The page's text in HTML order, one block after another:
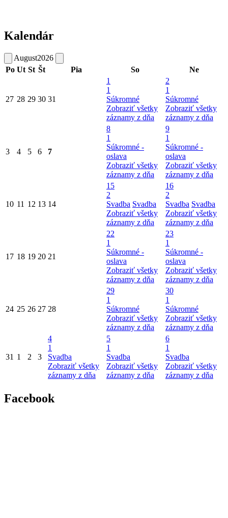
Kalendár
August2026
Po Ut St Št Pia So Ne
27 28 29 30 31
1
1
Súkromné
Zobraziť všetky
záznamy z dňa
2
1
Súkromné
Zobraziť všetky
záznamy z dňa
3 4 5 6 7
8
1
Súkromné -
oslava
Zobraziť všetky
záznamy z dňa
9
1
Súkromné -
oslava
Zobraziť všetky
záznamy z dňa
10 11 12 13 14
15
2
Svadba Svadba
Zobraziť všetky
záznamy z dňa
16
2
Svadba Svadba
Zobraziť všetky
záznamy z dňa
17 18 19 20 21
22
1
Súkromné -
oslava
Zobraziť všetky
záznamy z dňa
23
1
Súkromné -
oslava
Zobraziť všetky
záznamy z dňa
24 25 26 27 28
29
1
Súkromné
Zobraziť všetky
záznamy z dňa
30
1
Súkromné
Zobraziť všetky
záznamy z dňa
31 1 2 3
4
1
Svadba
Zobraziť všetky
záznamy z dňa
5
1
Svadba
Zobraziť všetky
záznamy z dňa
6
1
Svadba
Zobraziť všetky
záznamy z dňa
Facebook